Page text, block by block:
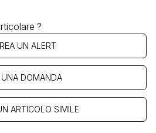
?
UN ALERT
UNA DOMANDA
ARTICOLO SIMILE